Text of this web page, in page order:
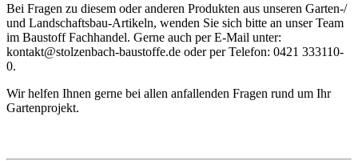
Bei Fragen zu diesem oder anderen Produkten aus unseren Garten-/
und Landschaftsbau-Artikeln, wenden Sie sich bitte an unser Team
im Baustoff Fachhandel. Gerne auch per E-Mail unter:
kontakt@stolzenbach-baustoffe.de oder per Telefon: 0421 333110-
0.
Wir helfen Ihnen gerne bei allen anfallenden Fragen rund um Ihr
Gartenprojekt.